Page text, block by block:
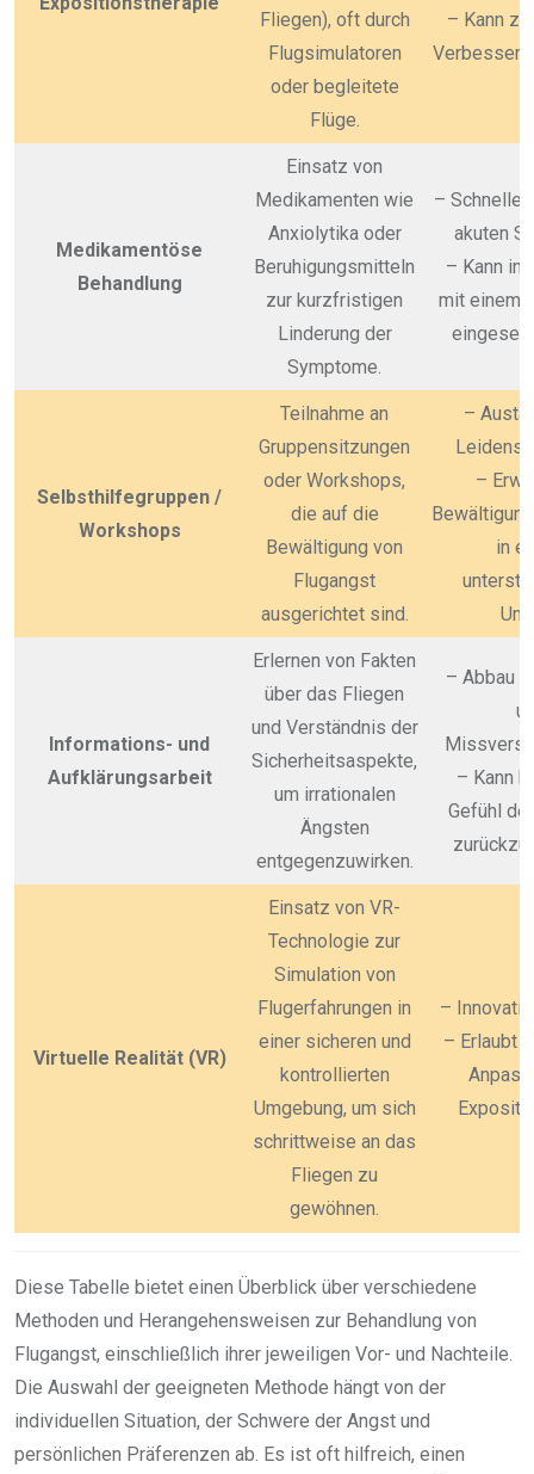
Fliegen), oft durch
Flugsimulatoren
oder begleitete
Flüge.
– Kann
Medikamentöse
Behandlung
Einsatz von
Medikamenten wie
Anxiolytika oder
Beruhigungsmitteln
zur kurzfristigen
Linderung der
Symptome.
– Schnelle
akuten
– Kann in
mit einem
Selbsthilfegruppen /
Workshops
Teilnahme an
Gruppensitzungen
oder Workshops,
die auf die
Bewältigung von
Flugangst
ausgerichtet sind.
–
–
in
Informations- und
Aufklärungsarbeit
Erlernen von Fakten
über das Fliegen
und Verständnis der
Sicherheitsaspekte,
um irrationalen
Ängsten
entgegenzuwirken.
– Abbau
– Kann
Gefühl
Virtuelle Realität (VR)
Einsatz von VR-
Technologie zur
Simulation von
Flugerfahrungen in
einer sicheren und
kontrollierten
Umgebung, um sich
schrittweise an das
Fliegen zu
gewöhnen.
–
– Erlaubt
Diese Tabelle bietet einen Überblick über verschiedene
Methoden und Herangehensweisen zur Behandlung von
Flugangst, einschließlich ihrer jeweiligen Vor- und Nachteile.
Die Auswahl der geeigneten Methode hängt von der
individuellen Situation, der Schwere der Angst und
persönlichen Präferenzen ab. Es ist oft hilfreich, einen